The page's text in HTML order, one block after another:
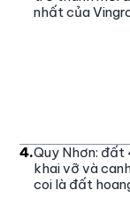
nhất của
4.Quy Nhơn: đất
khai vỡ và
coi là đất